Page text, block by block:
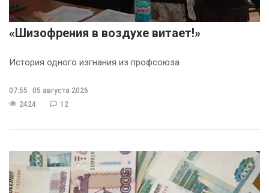
«Шизофрения в воздухе витает!»
История одного изгнания из профсоюза
07:55
05 августа 2026
2424
12